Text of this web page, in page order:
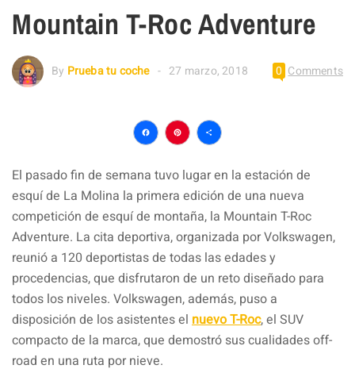
Mountain T-Roc Adventure
By Prueba tu coche 27 marzo, 2018 0 Comments
Facebook
Pinterest
Compartir
El pasado fin de semana tuvo lugar en la estación de
esquí de La Molina la primera edición de una nueva
competición de esquí de montaña, la Mountain T-Roc
Adventure. La cita deportiva, organizada por Volkswagen,
reunió a 120 deportistas de todas las edades y
procedencias, que disfrutaron de un reto diseñado para
todos los niveles. Volkswagen, además, puso a
disposición de los asistentes el nuevo T-Roc, el SUV
compacto de la marca, que demostró sus cualidades off-
road en una ruta por nieve.